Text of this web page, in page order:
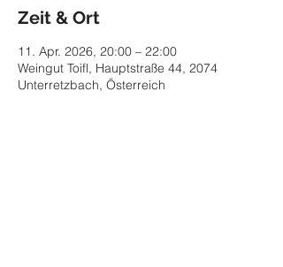
Zeit & Ort
11. Apr. 2026, 20:00 – 22:00
Weingut Toifl, Hauptstraße 44, 2074
Unterretzbach, Österreich